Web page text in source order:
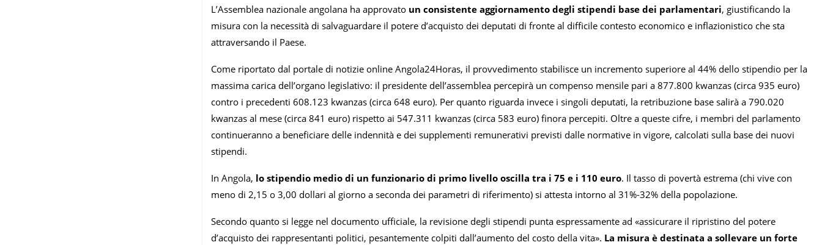
L’Assemblea nazionale angolana ha approvato un consistente aggiornamento degli stipendi base dei parlamentari, giustificando la
misura con la necessità di salvaguardare il potere d’acquisto dei deputati di fronte al difficile contesto economico e inflazionistico che sta
attraversando il Paese.
Come riportato dal portale di notizie online Angola24Horas, il provvedimento stabilisce un incremento superiore al 44% dello stipendio per la
massima carica dell’organo legislativo: il presidente dell’assemblea percepirà un compenso mensile pari a 877.800 kwanzas (circa 935 euro)
contro i precedenti 608.123 kwanzas (circa 648 euro). Per quanto riguarda invece i singoli deputati, la retribuzione base salirà a 790.020
kwanzas al mese (circa 841 euro) rispetto ai 547.311 kwanzas (circa 583 euro) finora percepiti. Oltre a queste cifre, i membri del parlamento
continueranno a beneficiare delle indennità e dei supplementi remunerativi previsti dalle normative in vigore, calcolati sulla base dei nuovi
stipendi.
In Angola, lo stipendio medio di un funzionario di primo livello oscilla tra i 75 e i 110 euro. Il tasso di povertà estrema (chi vive con
meno di 2,15 o 3,00 dollari al giorno a seconda dei parametri di riferimento) si attesta intorno al 31%-32% della popolazione.
Secondo quanto si legge nel documento ufficiale, la revisione degli stipendi punta espressamente ad «assicurare il ripristino del potere
d’acquisto dei rappresentanti politici, pesantemente colpiti dall’aumento del costo della vita». La misura è destinata a sollevare un forte